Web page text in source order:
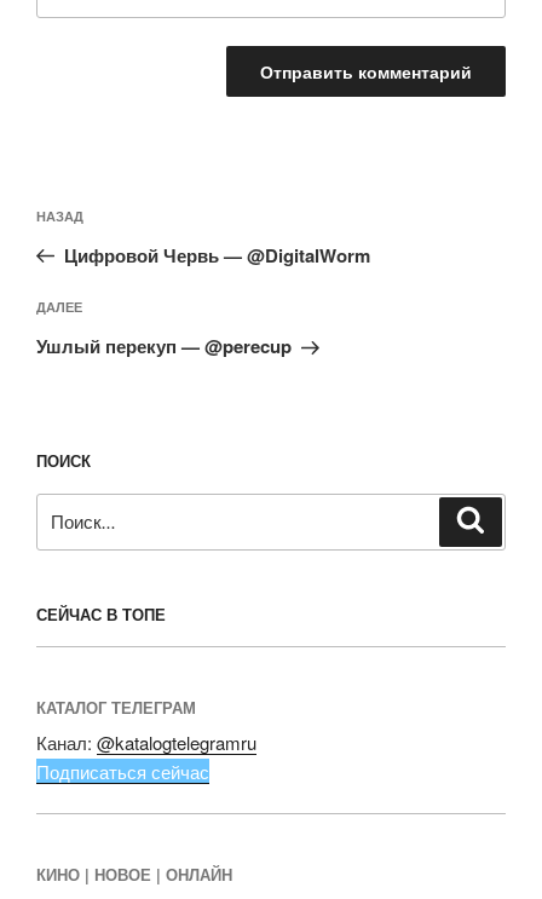
по
записям
Предыдущая
запись:
НАЗАД
Цифровой Червь — @DigitalWorm
Следующая
запись
ДАЛЕЕ
Ушлый перекуп — @perecup
ПОИСК
СЕЙЧАС В ТОПЕ
КАТАЛОГ ТЕЛЕГРАМ
Канал: @katalogtelegramru
Подписаться сейчас
КИНО | НОВОЕ | ОНЛАЙН